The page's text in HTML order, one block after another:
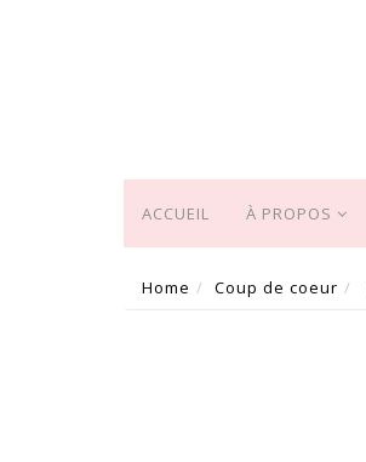
ACCUEIL À PROPOS
Home Coup de coeur